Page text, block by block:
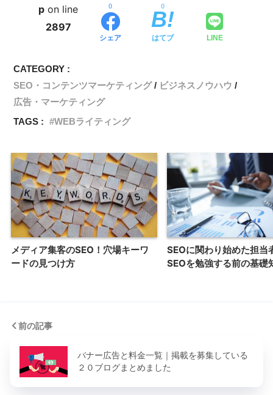
p on line
2897
シェア
0
はてブ
0
LINE
CATEGORY :
SEO・コンテンツマーケティング
ビジネスノウハウ
広告・マーケティング
TAGS :
WEBライティング
メディア集客のSEO！穴場キーワ
ードの見つけ方
SEOに関わり始めた担当
SEOを勉強する前の基礎
前の記事
バナー広告と料金一覧｜掲載を募集している
２０ブログまとめました